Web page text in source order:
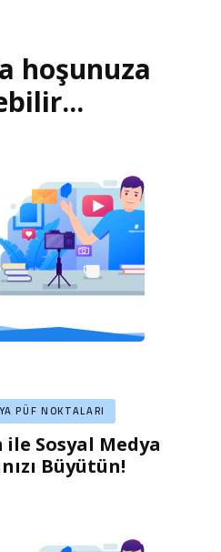
hoşunuza
PÜF NOKTALARI
Sosyal Medya
Büyütün!